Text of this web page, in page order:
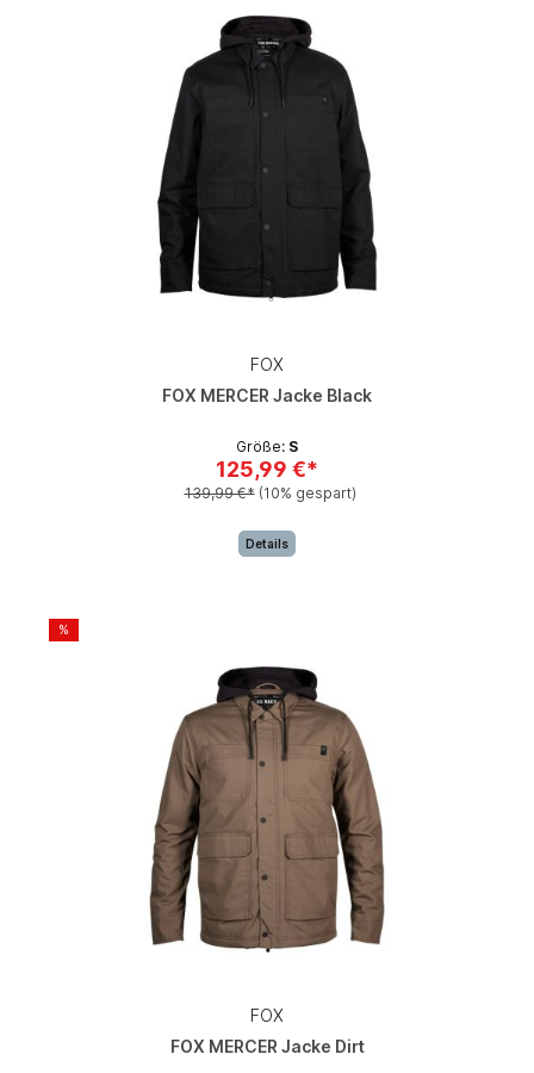
FOX
FOX MERCER Jacke Black
Größe: S
125,99 €*
139,99 €* (10% gespart)
Details
%
FOX
FOX MERCER Jacke Dirt